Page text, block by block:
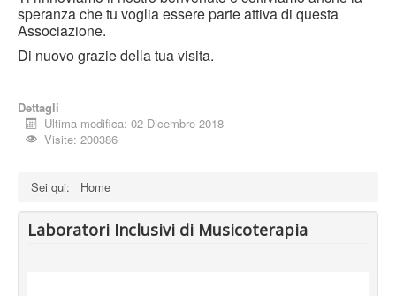
speranza che tu voglia essere parte attiva di questa
Associazione.
Di nuovo grazie della tua visita.
Dettagli
Ultima modifica: 02 Dicembre 2018
Visite: 200386
Sei qui: Home
Laboratori Inclusivi di Musicoterapia